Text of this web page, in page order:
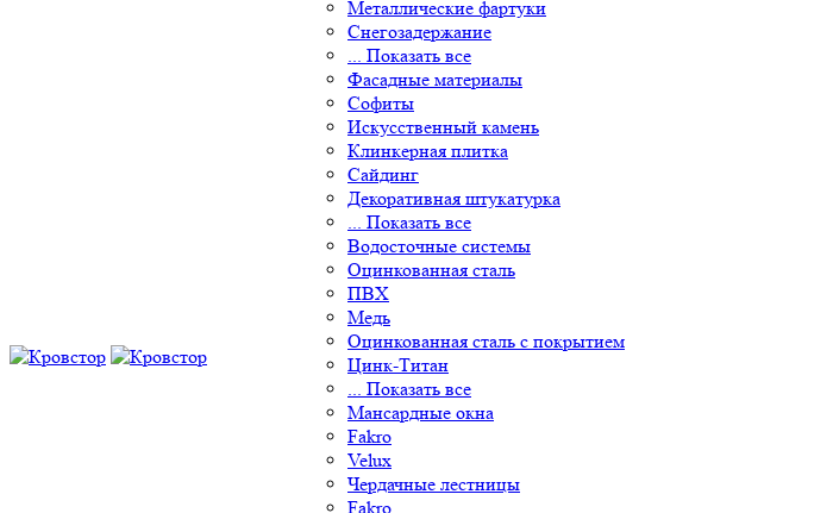
Металлические фартуки
Снегозадержание
... Показать все
Фасадные материалы
Софиты
Искусственный камень
Клинкерная плитка
Сайдинг
Декоративная штукатурка
... Показать все
Водосточные системы
Оцинкованная сталь
ПВХ
Медь
Оцинкованная сталь с покрытием
Цинк-Титан
... Показать все
Мансардные окна
Fakro
Velux
Чердачные лестницы
Fakro